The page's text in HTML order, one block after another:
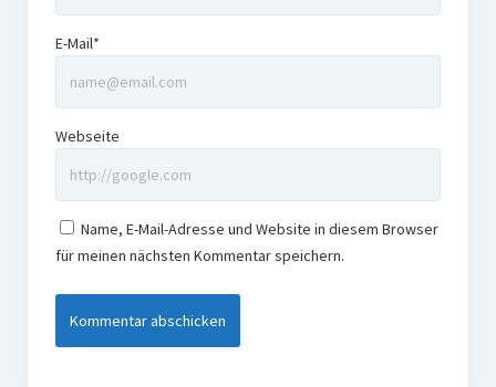
E-Mail*
Webseite
Name, E-Mail-Adresse und Website in diesem Browser
für meinen nächsten Kommentar speichern.